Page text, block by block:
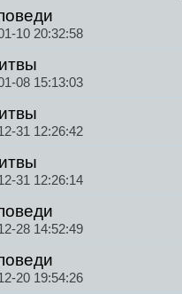
10 20:32:58
08 15:13:03
31 12:26:42
31 12:26:14
28 14:52:49
20 19:54:26